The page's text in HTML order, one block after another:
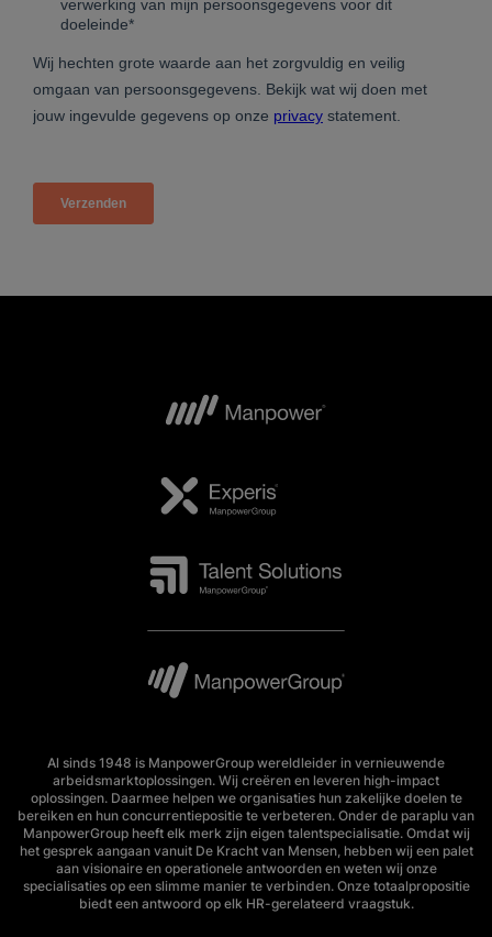
Al sinds 1948 is ManpowerGroup wereldleider in vernieuwende
arbeidsmarktoplossingen. Wij creëren en leveren high-impact
oplossingen. Daarmee helpen we organisaties hun zakelijke doelen te
bereiken en hun concurrentiepositie te verbeteren. Onder de paraplu van
ManpowerGroup heeft elk merk zijn eigen talentspecialisatie. Omdat wij
het gesprek aangaan vanuit De Kracht van Mensen, hebben wij een palet
aan visionaire en operationele antwoorden en weten wij onze
specialisaties op een slimme manier te verbinden. Onze totaalpropositie
biedt een antwoord op elk HR-gerelateerd vraagstuk.